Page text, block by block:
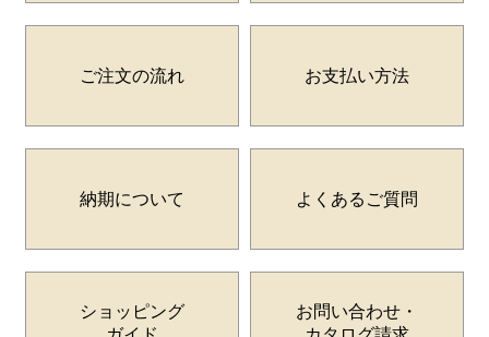
ご注文の流れ お支払い方法
納期について よくあるご質問
ショッピング
お問い合わせ・